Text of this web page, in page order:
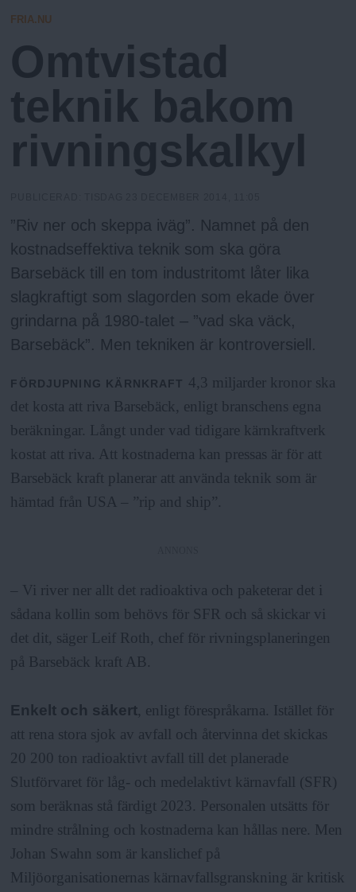
N
u
G
FRIA.NU
Omtvistad
teknik bakom
rivningskalkyl
”Riv ner och skeppa iväg”. Namnet på den
kostnadseffektiva teknik som ska göra
Barsebäck till en tom industritomt låter lika
slagkraftigt som slagorden som ekade över
grindarna på 1980-talet – ”vad ska väck,
Barsebäck”. Men tekniken är kontroversiell.
FÖRDJUPNING KÄRNKRAFT 4,3 miljarder kronor ska
det kosta att riva Barsebäck, enligt branschens egna
beräkningar. Långt under vad tidigare kärnkraftverk
kostat att riva. Att kostnaderna kan pressas är för att
Barsebäck kraft planerar att använda teknik som är
hämtad från USA – ”rip and ship”.
– Vi river ner allt det radioaktiva och paketerar det i
sådana kollin som behövs för SFR och så skickar vi
det dit, säger Leif Roth, chef för rivningsplaneringen
på Barsebäck kraft AB.
Enkelt och säkert, enligt förespråkarna. Istället för
att rena stora sjok av avfall och återvinna det skickas
20 200 ton radioaktivt avfall till det planerade
Slutförvaret för låg- och medelaktivt kärnavfall (SFR)
som beräknas stå färdigt 2023. Personalen utsätts för
mindre strålning och kostnaderna kan hållas nere. Men
Johan Swahn som är kanslichef på
Miljöorganisationernas kärnavfallsgranskning är kritisk